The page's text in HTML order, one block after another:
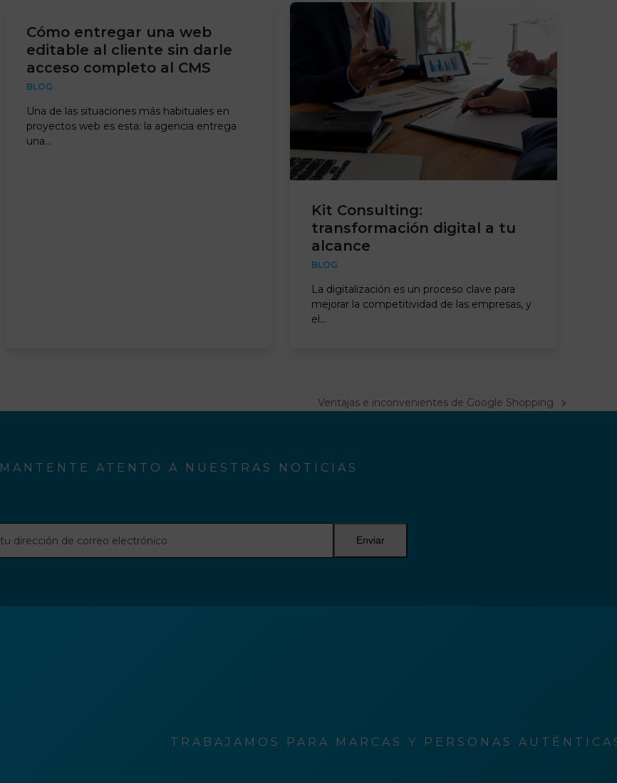
Cómo entregar una web
editable al cliente sin darle
acceso completo al CMS
BLOG
Una de las situaciones más habituales en
proyectos web es esta: la agencia entrega
una…
Kit Consulting:
transformación digital a tu
alcance
BLOG
La digitalización es un proceso clave para
mejorar la competitividad de las empresas, y
el…
next
Ventajas e inconvenientes de Google Shopping
MANTENTE ATENTO A NUESTRAS NOTICIAS
Enviar
TRABAJAMOS PARA MARCAS Y PERSONAS